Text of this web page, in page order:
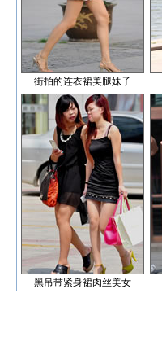
街拍的连衣裙美腿妹子
黑吊带紧身裙肉丝美女